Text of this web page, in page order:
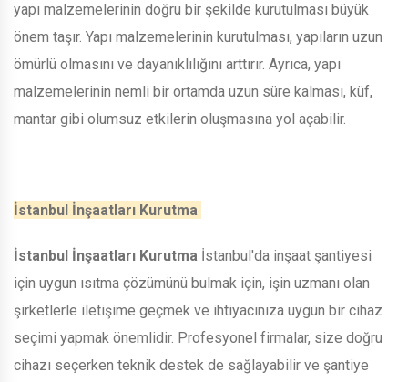
yapı malzemelerinin doğru bir şekilde kurutulması büyük
önem taşır. Yapı malzemelerinin kurutulması, yapıların uzun
ömürlü olmasını ve dayanıklılığını arttırır. Ayrıca, yapı
malzemelerinin nemli bir ortamda uzun süre kalması, küf,
mantar gibi olumsuz etkilerin oluşmasına yol açabilir.
İstanbul İnşaatları Kurutma
İstanbul İnşaatları Kurutma İstanbul'da inşaat şantiyesi
için uygun ısıtma çözümünü bulmak için, işin uzmanı olan
şirketlerle iletişime geçmek ve ihtiyacınıza uygun bir cihaz
seçimi yapmak önemlidir. Profesyonel firmalar, size doğru
cihazı seçerken teknik destek de sağlayabilir ve şantiye